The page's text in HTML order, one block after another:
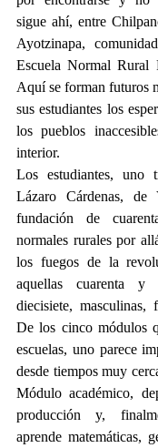
sigue ahí, entre
Ayotzinapa,
Escuela Normal Rural
Aquí se forman futuros
sus estudiantes los
los pueblos
interior.
Los estudiantes, uno
Lázaro Cárdenas, de
fundación de
normales rurales por
los fuegos de la
aquellas cuarenta y
diecisiete, masculinas,
De los cinco módulos
escuelas, uno parece
desde tiempos muy
Módulo académico,
producción y,
aprende matemáticas,